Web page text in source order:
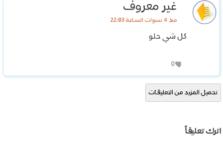
غير معروف
منذ 4 سنوات الساعة 22:03
كل شي حلو
0
تحميل المزيد من التعليقات
اترك تعليقاً